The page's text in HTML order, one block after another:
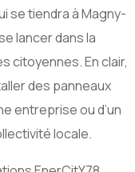
se tiendra à Magny-
lancer dans la
citoyennes. En clair,
des panneaux
entreprise ou d’un
locale.